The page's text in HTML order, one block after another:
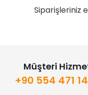
Siparişleriniz
Müşteri
+90 554 471